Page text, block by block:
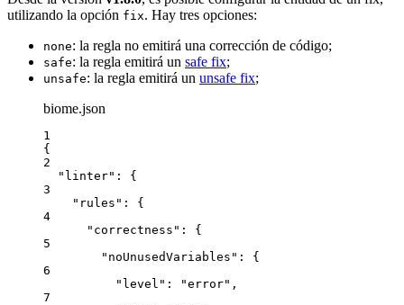
utilizando la opción fix. Hay tres opciones:
none: la regla no emitirá una corrección de código;
safe: la regla emitirá un safe fix;
unsafe: la regla emitirá un unsafe fix;
biome.json
1
{
2
"linter" : {
3
"rules" : {
4
"correctness" : {
5
"noUnusedVariables" : {
6
"level" : "error" ,
7